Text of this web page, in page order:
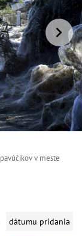
v meste
dátumu pridania